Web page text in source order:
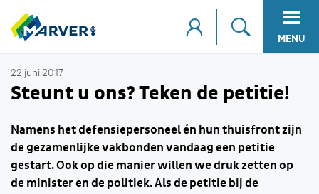
MENU
22 juni 2017
Steunt u ons? Teken de petitie!
Namens het defensiepersoneel én hun thuisfront zijn
de gezamenlijke vakbonden vandaag een petitie
gestart. Ook op die manier willen we druk zetten op
de minister en de politiek. Als de petitie bij de